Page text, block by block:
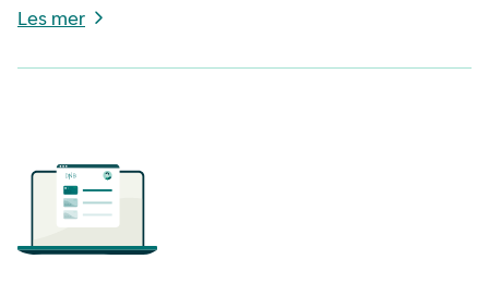
Les mer